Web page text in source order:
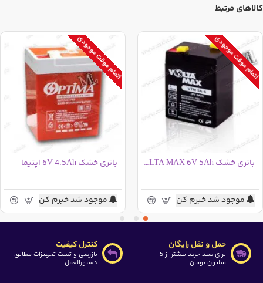
کالاهای مرتبط
اتمام موقت موجودی
باتری خشک VOLTA MAX 6V 5Ah تایوانی
موجود شد خبرم کن
اتمام موقت موجودی
باتری خشک 6V 4.5Ah اپتیما
موجود شد خبرم کن
حمل و نقل رایگان
برای سبد خرید بیشتر از 5
میلیون تومان
کنترل کیفیت
بازرسی و تست تجهیزات مطابق
دستورالعمل